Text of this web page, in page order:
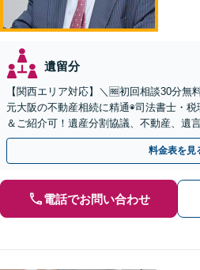
遺留分
【関西エリア対応】＼🆓初回相談30分無
元大阪の不動産相続に精通◉司法書士・
＆ご紹介可！遺産分割協議、不動産、遺
ます。お気軽にご相談ください
料金表を見
電話でお問い合わせ